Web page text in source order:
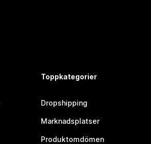
Toppkategorier
Dropshipping
Marknadsplatser
Produktomdömen